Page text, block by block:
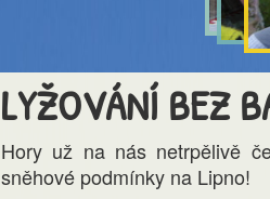
LYŽOVÁNÍ BEZ
Hory už na nás netrpělivě
sněhové podmínky na Lipno!